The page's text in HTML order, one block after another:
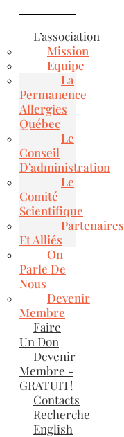
L’association
Mission
Equipe
La
Permanence
Allergies
Québec
Le
Conseil
D’administration
Le
Comité
Scientifique
Partenaires
Et Alliés
On
Parle De
Nous
Devenir
Membre
Faire
Un Don
Devenir
Membre -
GRATUIT!
Contacts
Recherche
English